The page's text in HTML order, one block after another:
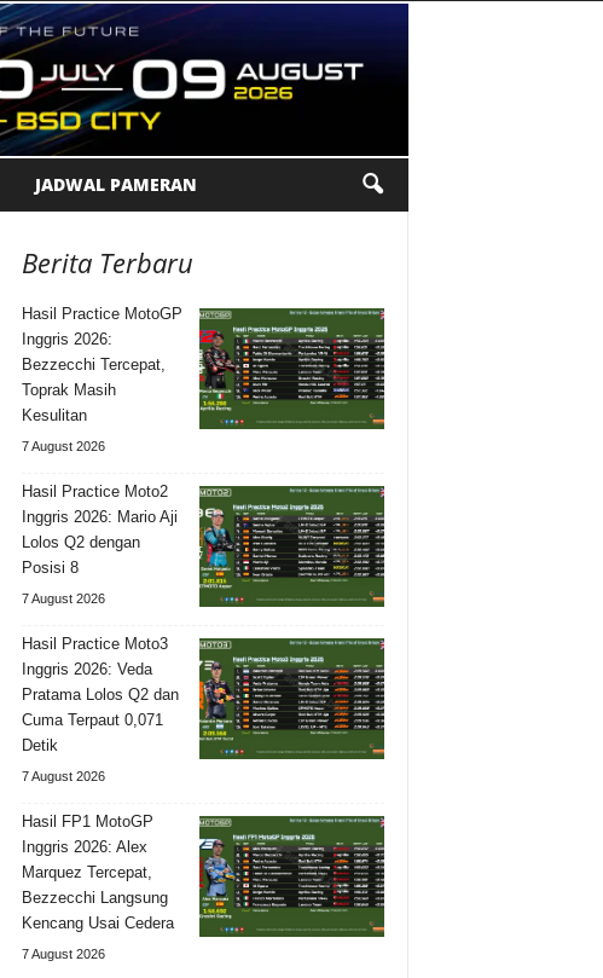
JADWAL PAMERAN
Berita Terbaru
Hasil Practice MotoGP
Inggris 2026:
Bezzecchi Tercepat,
Toprak Masih
Kesulitan
7 August 2026
Hasil Practice Moto2
Inggris 2026: Mario Aji
Lolos Q2 dengan
Posisi 8
7 August 2026
Hasil Practice Moto3
Inggris 2026: Veda
Pratama Lolos Q2 dan
Cuma Terpaut 0,071
Detik
7 August 2026
Hasil FP1 MotoGP
Inggris 2026: Alex
Marquez Tercepat,
Bezzecchi Langsung
Kencang Usai Cedera
7 August 2026